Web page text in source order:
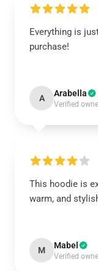
Everything is
purchase!
A Arabella
Verified
This hoodie is
warm, and
M Mabel
Verified